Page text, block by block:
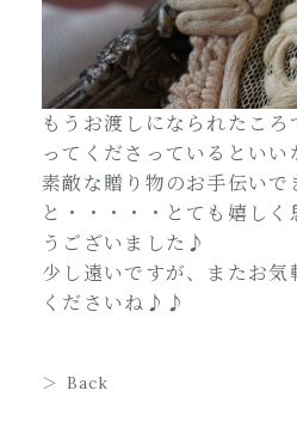
もうお渡しになられたころ
ってくださっているとい
素敵な贈り物のお手伝いで
と・・・・・とても嬉しく
うございました♪
少し遠いですが、またお気
くださいね♪♪
Back